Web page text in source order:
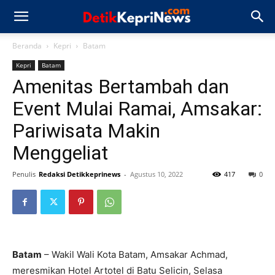
Beranda Kepri Batam
Kepri Batam
Amenitas Bertambah dan
Event Mulai Ramai, Amsakar:
Pariwisata Makin
Menggeliat
Penulis Redaksi Detikkeprinews - Agustus 10, 2022 0
417
Batam – Wakil Wali Kota Batam, Amsakar Achmad,
meresmikan Hotel Artotel di Batu Selicin, Selasa